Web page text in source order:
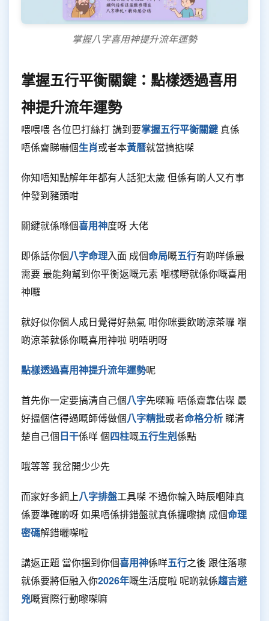
掌握八字喜用神提升流年運勢
掌握五行平衡關鍵：點樣透過喜用
神提升流年運勢
喂喂喂 各位巴打絲打 講到要掌握五行平衡關鍵 真係
唔係齋睇嚇個生肖或者本黃曆就當搞掂㗎
你知唔知點解年年都有人話犯太歲 但係有啲人又冇事
仲發到豬頭咁
關鍵就係喺個喜用神度呀 大佬
即係話你個八字命理入面 成個命局嘅五行有啲咩係最
需要 最能夠幫到你平衡返嘅元素 嗰樣嘢就係你嘅喜用
神囉
就好似你個人成日覺得好熱氣 咁你咪要飲啲涼茶囉 嗰
啲涼茶就係你嘅喜用神啦 明唔明呀
點樣透過喜用神提升流年運勢呢
首先你一定要搞清自己個八字先㗎嘛 唔係齋靠估㗎 最
好搵個信得過嘅師傅做個八字精批或者命格分析 睇清
楚自己個日干係咩 個四柱嘅五行生剋係點
哦等等 我岔開少少先
而家好多網上八字排盤工具㗎 不過你輸入時辰嗰陣真
係要準確啲呀 如果唔係排錯盤就真係攞嚟搞 成個命理
密碼解錯曬㗎啦
講返正題 當你搵到你個喜用神係咩五行之後 跟住落嚟
就係要將佢融入你2026年嘅生活度啦 呢啲就係趨吉避
兇嘅實際行動嚟㗎嘛